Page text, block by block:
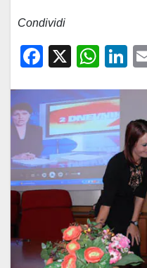
Condividi
F
c
e
b
o
o
k
X
W
at
s
A
p
p
Li
e
dI
n